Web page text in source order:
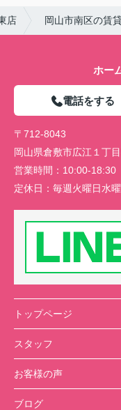
店 岡山市南区の賃
ホー
電話をする
〒712-8043
岡山県倉敷市広江１丁
営業時間： 10:00-18:30
定休日： 毎週火曜日水
トップページ
スタッフ
お客様の声
ブログ